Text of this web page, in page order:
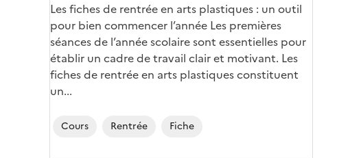
Corps
Les fiches de rentrée en arts plastiques : un outil
pour bien commencer l’année Les premières
séances de l’année scolaire sont essentielles pour
établir un cadre de travail clair et motivant. Les
fiches de rentrée en arts plastiques constituent
un...
Cours Rentrée Fiche